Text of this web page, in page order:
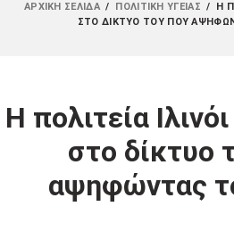
ΑΡΧΙΚΉ ΣΕΛΊΔΑ / ΠΟΛΙΤΙΚΉ ΥΓΕΊΑΣ /
Η
ΣΤΟ ΔΊΚΤΥΟ ΤΟΥ ΠΟΥ
Η πολιτεία
στο δίκτυο
αψηφώντας